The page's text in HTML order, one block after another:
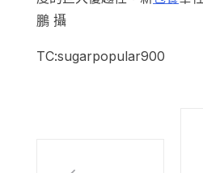
鵬 攝
TC:sugarpopular900